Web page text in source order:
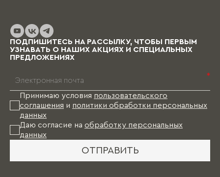
ПОДПИШИТЕСЬ НА РАССЫЛКУ, ЧТОБЫ ПЕРВЫМ
УЗНАВАТЬ О НАШИХ АКЦИЯХ И СПЕЦИАЛЬНЫХ
ПРЕДЛОЖЕНИЯХ
*
Принимаю условия пользовательского
соглашения и политики обработки персональных
данных
Даю согласие на обработку персональных
данных
ОТПРАВИТЬ